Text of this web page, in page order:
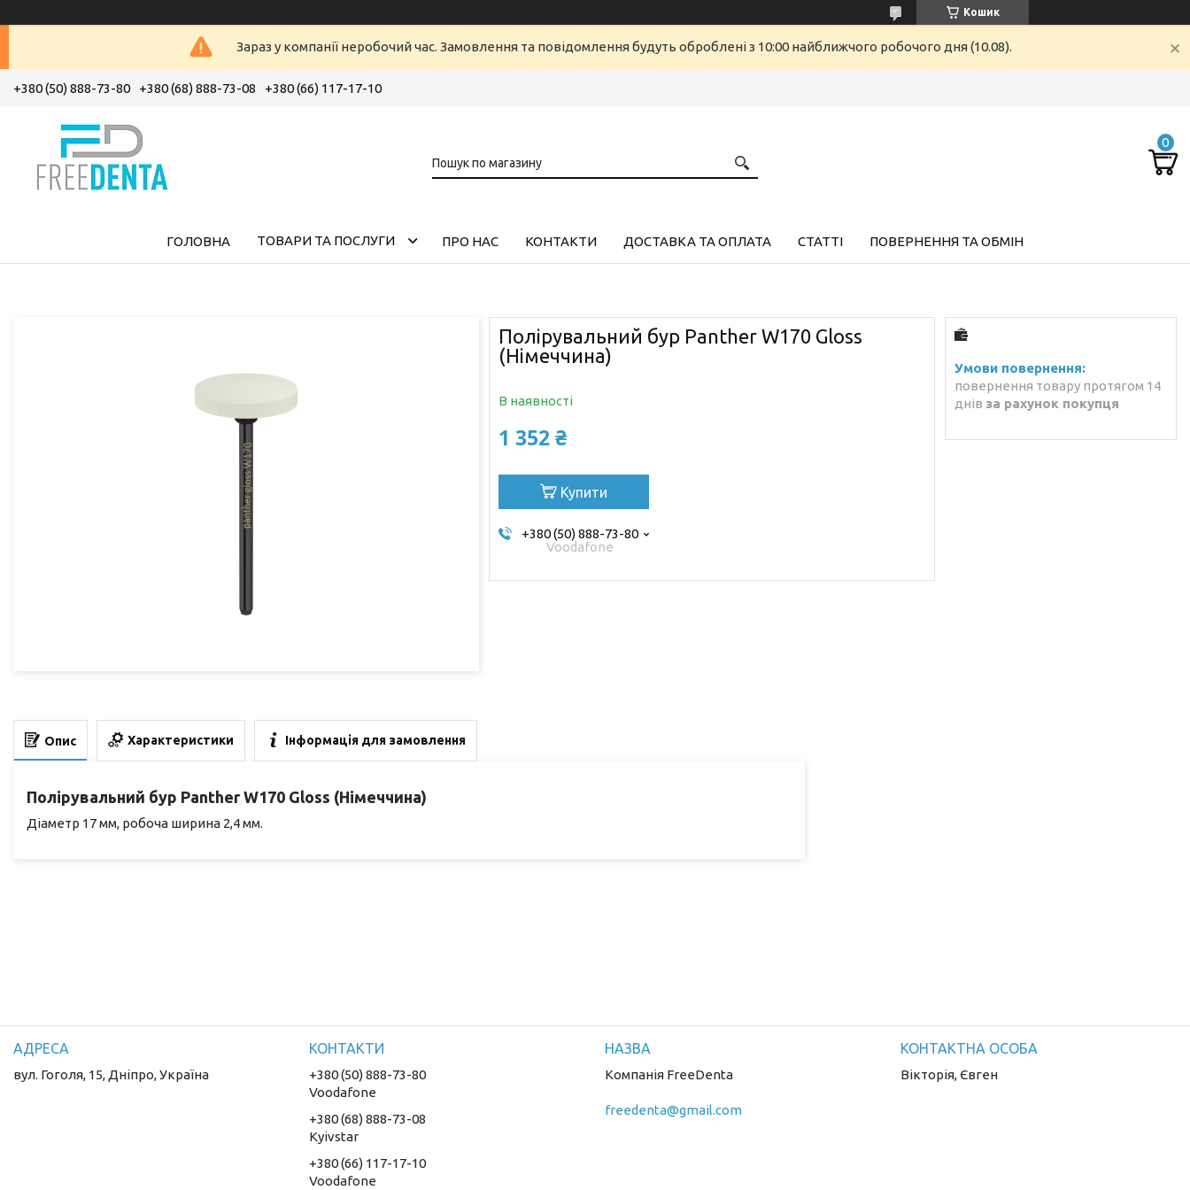
Кошик
Зараз у компанії неробочий час. Замовлення та повідомлення будуть оброблені з 10:00 найближчого робочого дня (10.08).
+380 (50) 888-73-80 +380 (68) 888-73-08 +380 (66) 117-17-10
ГОЛОВНА ТОВАРИ ТА ПОСЛУГИ ПРО НАС КОНТАКТИ ДОСТАВКА ТА ОПЛАТА СТАТТІ ПОВЕРНЕННЯ ТА ОБМІН
Полірувальний бур Panther W170 Gloss
(Німеччина)
В наявності
1 352 ₴
Купити
+380 (50) 888-73-80
Voodafone
повернення товару протягом 14
днів за рахунок покупця
Опис Характеристики Інформація для замовлення
Полірувальний бур Panther W170 Gloss (Німеччина)
Діаметр 17 мм, робоча ширина 2,4 мм.
вул. Гоголя, 15, Дніпро, Україна
+380 (50) 888-73-80
Voodafone
+380 (68) 888-73-08
Kyivstar
+380 (66) 117-17-10
Voodafone
Компанія FreeDenta
freedenta@gmail.com
Вікторія, Євген